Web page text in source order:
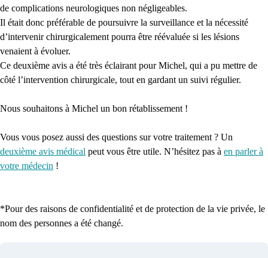
de complications neurologiques non négligeables.
Il était donc préférable de poursuivre la surveillance et la nécessité
d’intervenir chirurgicalement pourra être réévaluée si les lésions
venaient à évoluer.
Ce deuxième avis a été très éclairant pour Michel, qui a pu mettre de
côté l’intervention chirurgicale, tout en gardant un suivi régulier.
Nous souhaitons à Michel un bon rétablissement !
Vous vous posez aussi des questions sur votre traitement ? Un
deuxième avis médical peut vous être utile. N’hésitez pas à en parler à
votre médecin !
*Pour des raisons de confidentialité et de protection de la vie privée, le
nom des personnes a été changé.